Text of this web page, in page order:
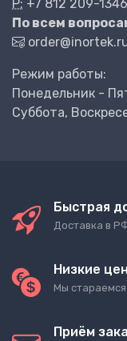
P: +7 812 209-1346
По всем
Режим работы:
Понедельник -
Суббота,
Быстрая
Доставка в
Низкие
Мы
Приём